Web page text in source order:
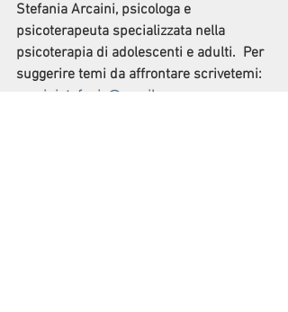
Stefania Arcaini, psicologa e
psicoterapeuta specializzata nella
psicoterapia di adolescenti e adulti.  Per
suggerire temi da affrontare scrivetemi:
arcainistefania@gmail.com